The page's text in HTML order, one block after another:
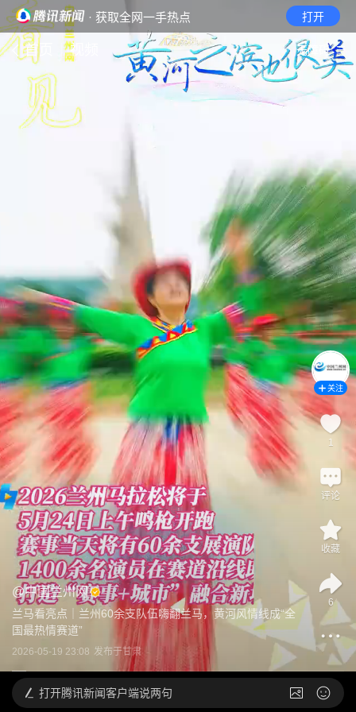
· 获取全网一手热点 打开
首页 视频 无障碍
@中国兰州网
兰马看亮点｜兰州60余支队伍嗨翻兰马，黄河风情线成“全
国最热情赛道”
2026-05-19 23:08 发布于甘肃
关注
1
评论
收藏
6
打开腾讯新闻客户端说两句